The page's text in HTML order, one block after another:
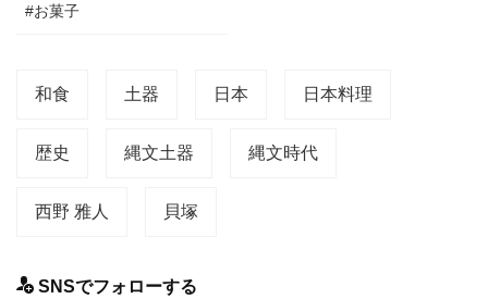
#お菓子
和食 土器 日本 日本料理
歴史 縄文土器 縄文時代
西野 雅人 貝塚
SNSでフォローする